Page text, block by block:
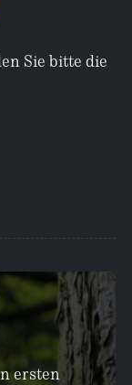
Sie bitte die
ersten